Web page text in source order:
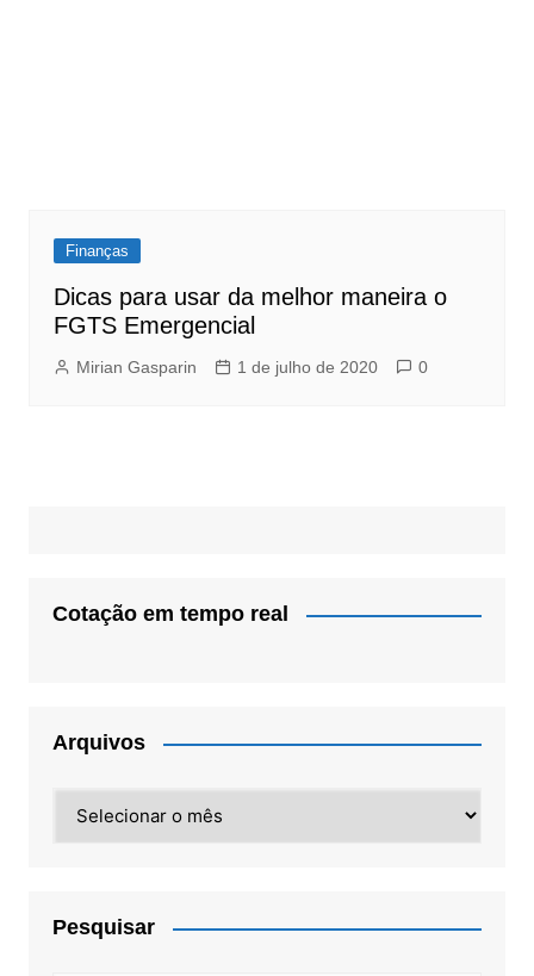
Finanças
Dicas para usar da melhor maneira o
FGTS Emergencial
Mirian Gasparin 1 de julho de 2020 0
Cotação em tempo real
Arquivos
Pesquisar